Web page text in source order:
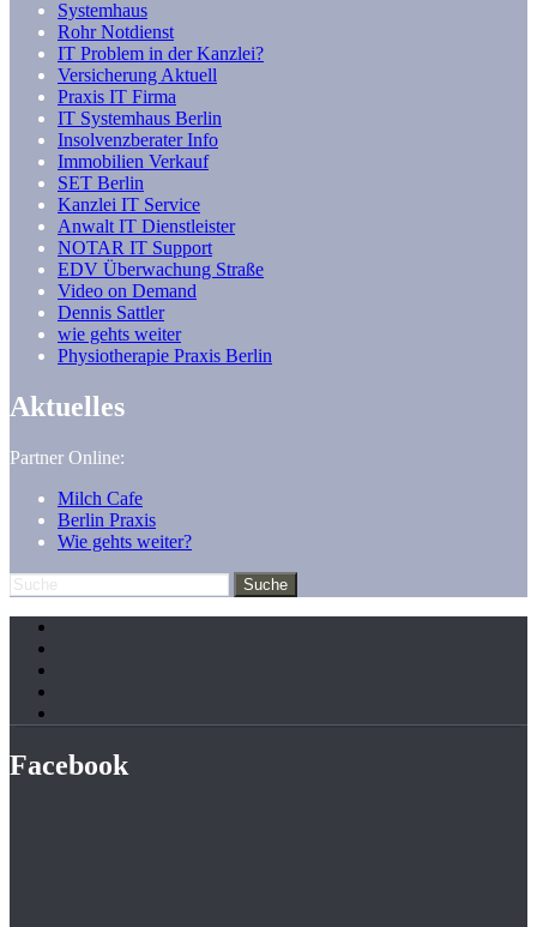
Systemhaus
Rohr Notdienst
IT Problem in der Kanzlei?
Versicherung Aktuell
Praxis IT Firma
IT Systemhaus Berlin
Insolvenzberater Info
Immobilien Verkauf
SET Berlin
Kanzlei IT Service
Anwalt IT Dienstleister
NOTAR IT Support
EDV Überwachung Straße
Video on Demand
Dennis Sattler
wie gehts weiter
Physiotherapie Praxis Berlin
Aktuelles
Partner Online:
Milch Cafe
Berlin Praxis
Wie gehts weiter?
Facebook